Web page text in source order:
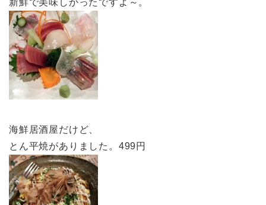
新鮮で美味しかったですよ～。
海鮮居酒屋だけど、
とん平焼がありました。499円